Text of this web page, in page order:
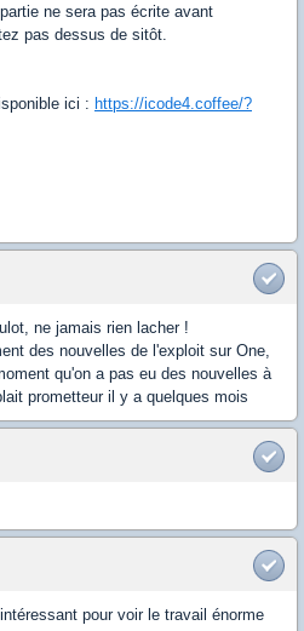
ne sera pas écrite avant
pas dessus de sitôt.
ici : https://icode4.coffee/?
ne jamais rien lacher !
des nouvelles de l'exploit sur One,
qu'on a pas eu des nouvelles à
prometteur il y a quelques mois
pour voir le travail énorme